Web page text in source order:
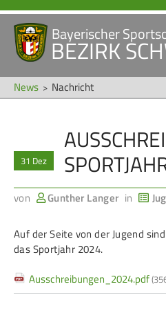
Bayerischer
BEZIRK
News Nachricht
31 Dez
von Gunther Langer in
Auf der Seite von der Jugend
das Sportjahr 2024.
Ausschreibungen_2024.pdf
Navigation
überspringen
STARTSEITE
NEWS
überspringen
Veranstaltungen
Bezirk Schwaben
Gaue & Mitglieder
Ehrungen